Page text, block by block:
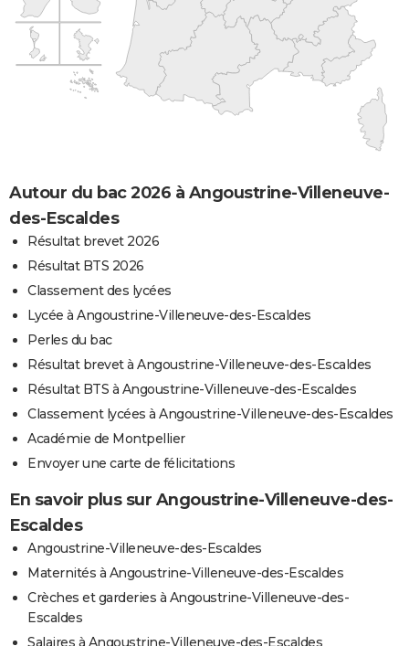
Autour du bac 2026 à Angoustrine-Villeneuve-
des-Escaldes
Résultat brevet 2026
Résultat BTS 2026
Classement des lycées
Lycée à Angoustrine-Villeneuve-des-Escaldes
Perles du bac
Résultat brevet à Angoustrine-Villeneuve-des-Escaldes
Résultat BTS à Angoustrine-Villeneuve-des-Escaldes
Classement lycées à Angoustrine-Villeneuve-des-Escaldes
Académie de Montpellier
Envoyer une carte de félicitations
En savoir plus sur Angoustrine-Villeneuve-des-
Escaldes
Angoustrine-Villeneuve-des-Escaldes
Maternités à Angoustrine-Villeneuve-des-Escaldes
Crèches et garderies à Angoustrine-Villeneuve-des-
Escaldes
Salaires à Angoustrine-Villeneuve-des-Escaldes